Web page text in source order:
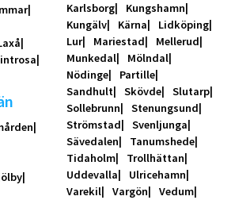
Karlsborg
Kungshamn
Kungälv
Kärna
Lidköping
Lur
Mariestad
Mellerud
Munkedal
Mölndal
Nödinge
Partille
Sandhult
Skövde
Slutarp
Sollebrunn
Stenungsund
Strömstad
Svenljunga
Sävedalen
Tanumshede
Tidaholm
Trollhättan
Uddevalla
Ulricehamn
Varekil
Vargön
Vedum